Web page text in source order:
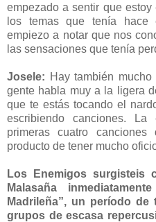
empezado a sentir que
los temas que tenía hace
empiezo a notar que nos
las sensaciones que tenía
Josele: Hay también
gente habla muy a la ligera
que te estás tocando el
escribiendo canciones.
primeras cuatro
producto de tener mucho
Los Enemigos surgisteis
Malasaña
Madrileña”, un período
grupos de escasa